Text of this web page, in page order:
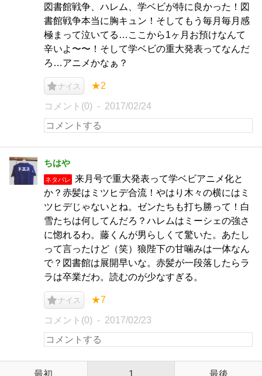
図書館戦争、ハレム、学ベビが特に良かった！図
書館戦争本当に胸キュン！そしてもう毎月毎月感
極まって泣いてる…ここから1ヶ月お預けなんて
辛いよ〜〜！そして学ベビの重大発表ってなんだ
ろ…アニメかなぁ？
ナイス ★2
コメント(0) 2017/02/24
ちはや
ネタバレ
来月号で重大発表って学ベビアニメ化と
か？赤髪はミツヒデ合流！やはり木々の横にはミ
ツヒデじゃないとね。ゼンたちも打ち勝って！白
雪たちは何してんだろ？ハレムはミーシェの強さ
に惚れるわ。藤くんが男らしくて驚いた。あたし
って言ったけど（笑）狼陛下の甘噛みは一体なん
で？図書館は展開早いな。赤髪が一段落したらラ
ラは卒業だわ。読むのが少なすぎる。
ナイス ★7
コメント(0) 2017/02/23
最初 1 最後